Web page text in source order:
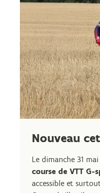
Nouveau
Le dimanche 31
course de VTT G-
accessible et